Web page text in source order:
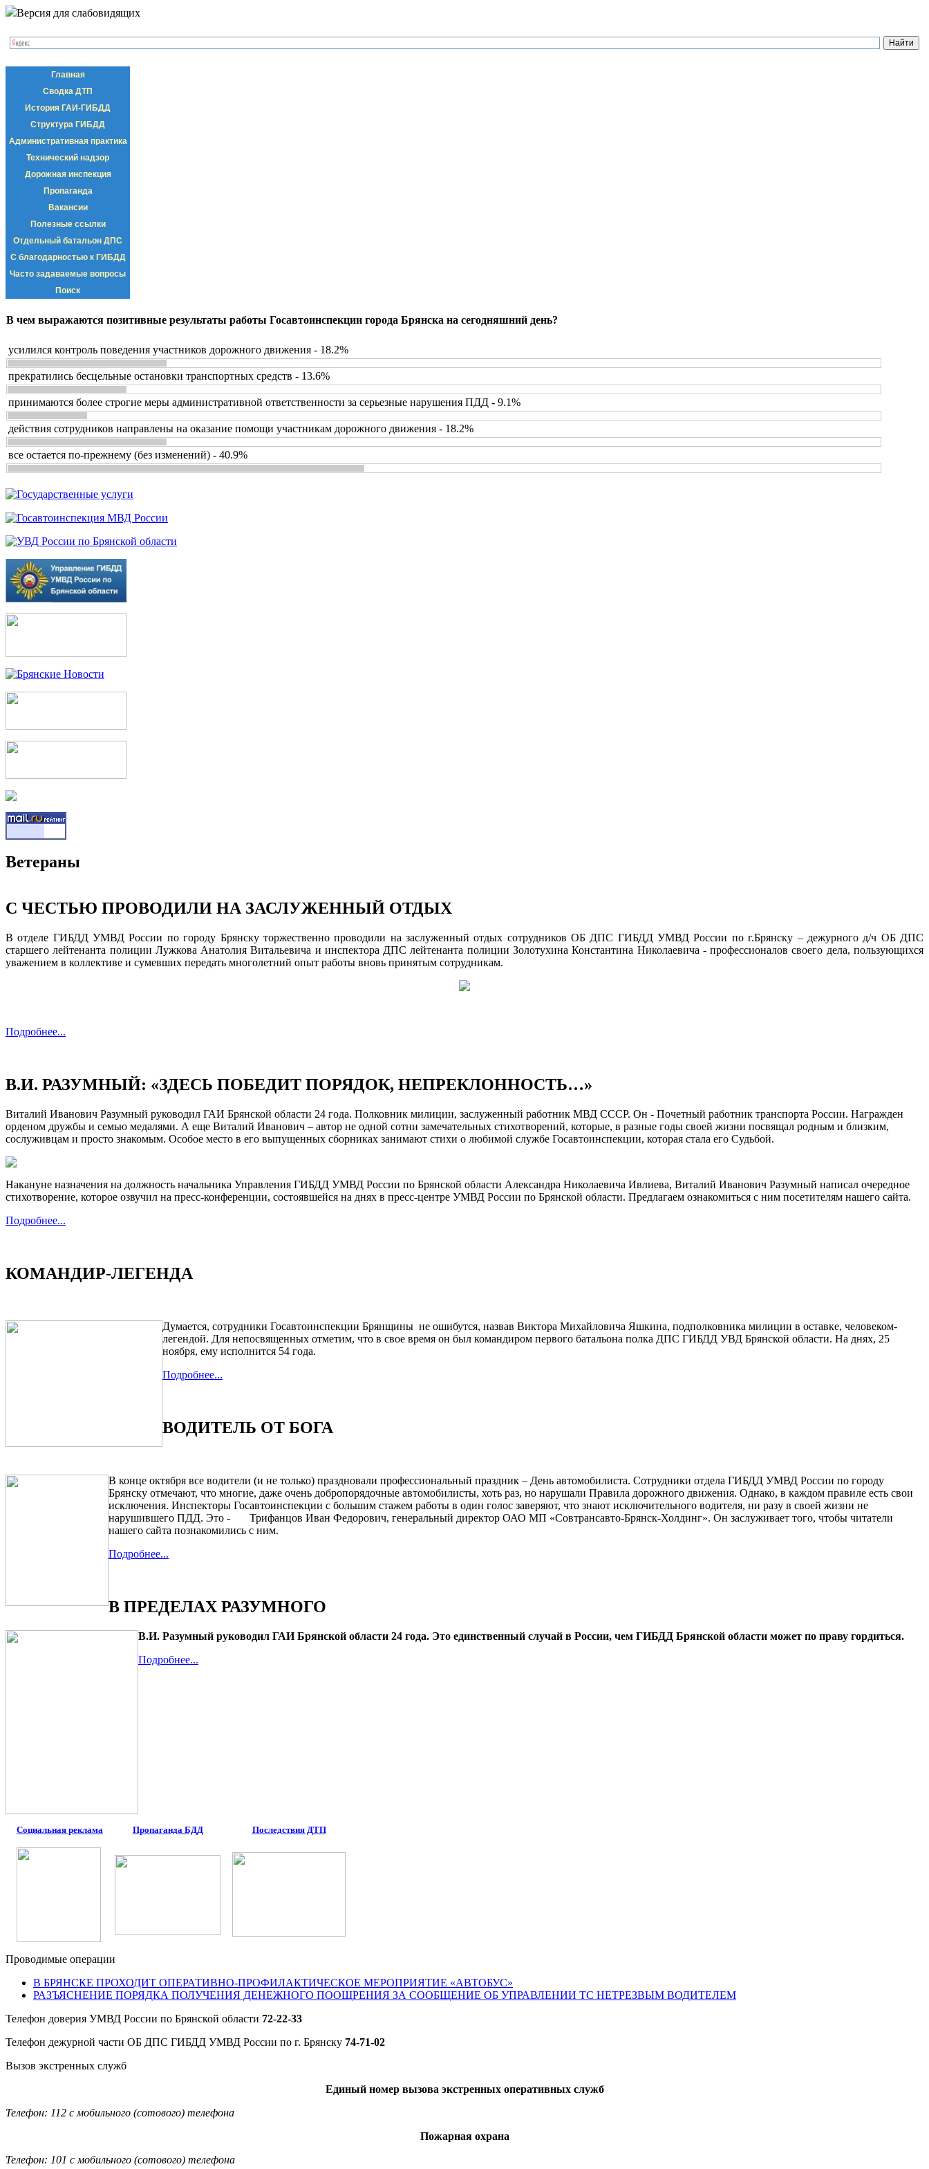
Версия для слабовидящих
Главная
Сводка ДТП
История ГАИ-ГИБДД
Структура ГИБДД
Административная практика
Технический надзор
Дорожная инспекция
Пропаганда
Вакансии
Полезные ссылки
Отдельный батальон ДПС
С благодарностью к ГИБДД
Часто задаваемые вопросы
Поиск
В чем выражаются позитивные результаты работы Госавтоинспекции города Брянска на сегодняшний день?
усилился контроль поведения участников дорожного движения - 18.2%
прекратились бесцельные остановки транспортных средств - 13.6%
принимаются более строгие меры административной ответственности за серьезные нарушения ПДД - 9.1%
действия сотрудников направлены на оказание помощи участникам дорожного движения - 18.2%
все остается по-прежнему (без изменений) - 40.9%
Ветераны
С ЧЕСТЬЮ ПРОВОДИЛИ НА ЗАСЛУЖЕННЫЙ ОТДЫХ
В отделе ГИБДД УМВД России по городу Брянску торжественно проводили на заслуженный отдых сотрудников ОБ ДПС ГИБДД УМВД России по г.Брянску – дежурного д/ч ОБ ДПС
старшего лейтенанта полиции Лужкова Анатолия Витальевича и инспектора ДПС лейтенанта полиции Золотухина Константина Николаевича - профессионалов своего дела, пользующихся
уважением в коллективе и сумевших передать многолетний опыт работы вновь принятым сотрудникам.
Подробнее...
В.И. РАЗУМНЫЙ: «ЗДЕСЬ ПОБЕДИТ ПОРЯДОК, НЕПРЕКЛОННОСТЬ…»
Виталий Иванович Разумный руководил ГАИ Брянской области 24 года. Полковник милиции, заслуженный работник МВД СССР. Он - Почетный работник транспорта России. Награжден
орденом дружбы и семью медалями. А еще Виталий Иванович – автор не одной сотни замечательных стихотворений, которые, в разные годы своей жизни посвящал родным и близким,
сослуживцам и просто знакомым. Особое место в его выпущенных сборниках занимают стихи о любимой службе Госавтоинспекции, которая стала его Судьбой.
Накануне назначения на должность начальника Управления ГИБДД УМВД России по Брянской области Александра Николаевича Ивлиева, Виталий Иванович Разумный написал очередное
стихотворение, которое озвучил на пресс-конференции, состоявшейся на днях в пресс-центре УМВД России по Брянской области. Предлагаем ознакомиться с ним посетителям нашего сайта.
Подробнее...
КОМАНДИР-ЛЕГЕНДА
Думается, сотрудники Госавтоинспекции Брянщины не ошибутся, назвав Виктора Михайловича Яшкина, подполковника милиции в оставке, человеком-
легендой. Для непосвященных отметим, что в свое время он был командиром первого батальона полка ДПС ГИБДД УВД Брянской области. На днях, 25
ноября, ему исполнится 54 года.
Подробнее...
ВОДИТЕЛЬ ОТ БОГА
В конце октября все водители (и не только) праздновали профессиональный праздник – День автомобилиста. Сотрудники отдела ГИБДД УМВД России по городу
Брянску отмечают, что многие, даже очень добропорядочные автомобилисты, хоть раз, но нарушали Правила дорожного движения. Однако, в каждом правиле есть свои
исключения. Инспекторы Госавтоинспекции с большим стажем работы в один голос заверяют, что знают исключительного водителя, ни разу в своей жизни не
нарушившего ПДД. Это - Трифанцов Иван Федорович, генеральный директор ОАО МП «Совтрансавто-Брянск-Холдинг». Он заслуживает того, чтобы читатели
нашего сайта познакомились с ним.
Подробнее...
В ПРЕДЕЛАХ РАЗУМНОГО
В.И. Разумный руководил ГАИ Брянской области 24 года. Это единственный случай в России, чем ГИБДД Брянской области может по праву гордиться.
Подробнее...
Социальная реклама Пропаганда БДД Последствия ДТП
Проводимые операции
В БРЯНСКЕ ПРОХОДИТ ОПЕРАТИВНО-ПРОФИЛАКТИЧЕСКОЕ МЕРОПРИЯТИЕ «АВТОБУС»
РАЗЪЯСНЕНИЕ ПОРЯДКА ПОЛУЧЕНИЯ ДЕНЕЖНОГО ПООЩРЕНИЯ ЗА СООБЩЕНИЕ ОБ УПРАВЛЕНИИ ТС НЕТРЕЗВЫМ ВОДИТЕЛЕМ
Телефон доверия УМВД России по Брянской области 72-22-33
Телефон дежурной части ОБ ДПС ГИБДД УМВД России по г. Брянску 74-71-02
Вызов экстренных служб
Единый номер вызова экстренных оперативных служб
Телефон: 112 с мобильного (сотового) телефона
Пожарная охрана
Телефон: 101 с мобильного (сотового) телефона